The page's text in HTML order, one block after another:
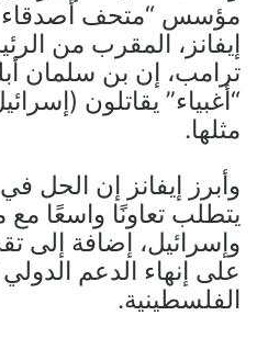
مؤسس “متحف أصدقاء
إيفانز، المقرب من
ترامب، إن بن سلمان
“أغبياء” يقاتلون
مثلها.
وأبرز إيفانز إن الحل
يتطلب تعاونًا واسعًا
وإسرائيل، إضافة إلى
على إنهاء الدعم
الفلسطينية.